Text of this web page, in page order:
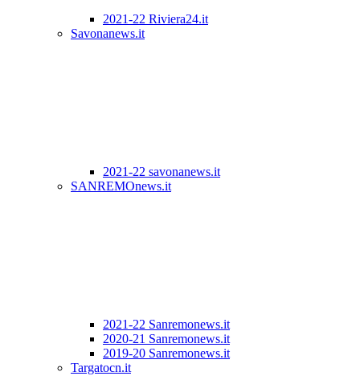
2021-22 Riviera24.it
Savonanews.it
2021-22 savonanews.it
SANREMOnews.it
2021-22 Sanremonews.it
2020-21 Sanremonews.it
2019-20 Sanremonews.it
Targatocn.it